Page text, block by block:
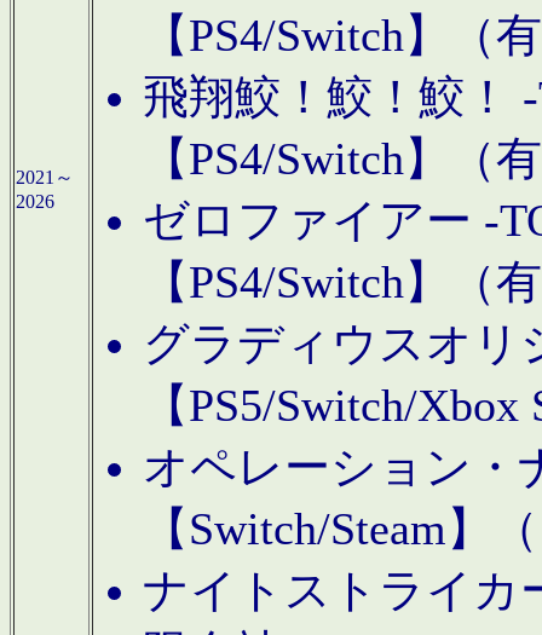
2021～
2026
【PS4/Switch】（
飛翔鮫！鮫！鮫！
【PS4/Switch】（
ゼロファイアー -
【PS4/Switch】（
グラディウスオリ
【PS5/Switch/
オペレーション・
【Switch/Steam】
ナイトストライカ